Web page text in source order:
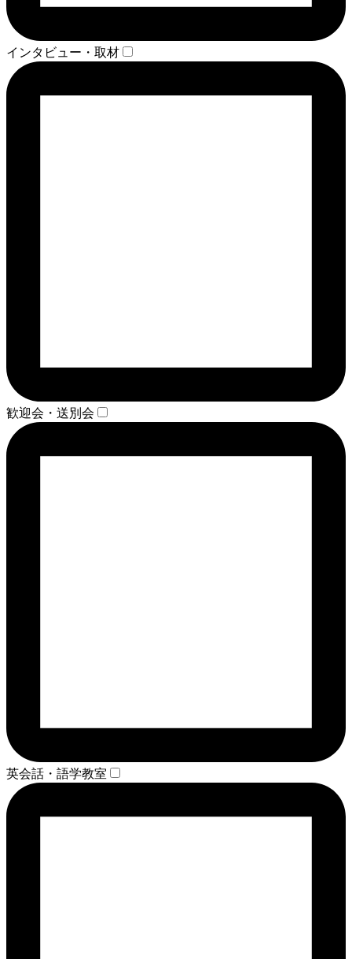
インタビュー・取材
歓迎会・送別会
英会話・語学教室